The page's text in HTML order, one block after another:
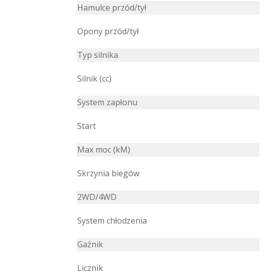
Hamulce przód/tył
Opony przód/tył
Typ silnika
Silnik (cc)
System zapłonu
Start
Max moc (kM)
Skrzynia biegów
2WD/4WD
System chłodzenia
Gaźnik
Licznik